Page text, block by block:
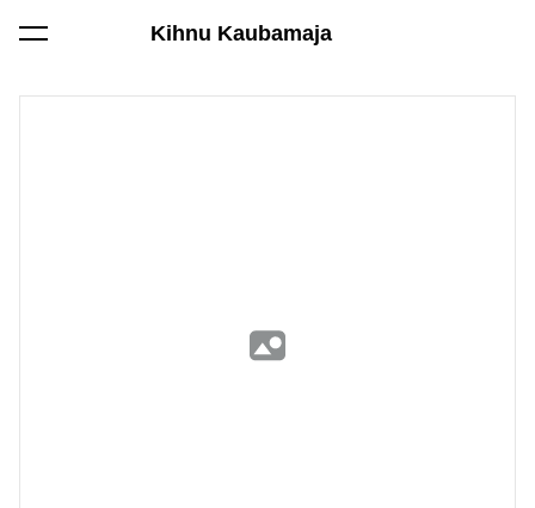
Kihnu Kaubamaja
lisati ostukorvi. Vaata ostukorvi